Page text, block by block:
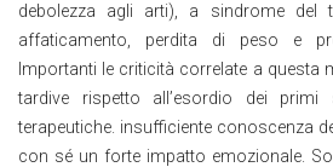
debolezza agli arti), a sindrome del
affaticamento, perdita di peso e
Importanti le criticità correlate a questa
tardive rispetto all’esordio dei primi
terapeutiche. insufficiente conoscenza
con sé un forte impatto emozionale.